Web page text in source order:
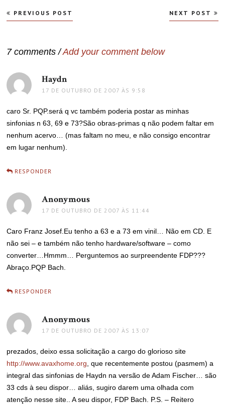
Navegação
de
PREVIOUS POST NEXT POST
7 comments /Add your comment below
Haydn
17 DE OUTUBRO DE 2007 ÀS 9:58
caro Sr. PQP.será q vc também poderia postar as minhas
sinfonias n 63, 69 e 73?São obras-primas q não podem faltar em
nenhum acervo… (mas faltam no meu, e não consigo encontrar
em lugar nenhum).
RESPONDER
Anonymous
17 DE OUTUBRO DE 2007 ÀS 11:44
Caro Franz Josef.Eu tenho a 63 e a 73 em vinil… Não em CD. E
não sei – e também não tenho hardware/software – como
converter…Hmmm… Perguntemos ao surpreendente FDP???
Abraço.PQP Bach.
RESPONDER
Anonymous
17 DE OUTUBRO DE 2007 ÀS 13:07
prezados, deixo essa solicitação a cargo do glorioso site
http://www.avaxhome.org , que recentemente postou (pasmem) a
integral das sinfonias de Haydn na versão de Adam Fischer… são
33 cds à seu dispor… aliás, sugiro darem uma olhada com
atenção nesse site.. A seu dispor, FDP Bach. P.S. – Reitero